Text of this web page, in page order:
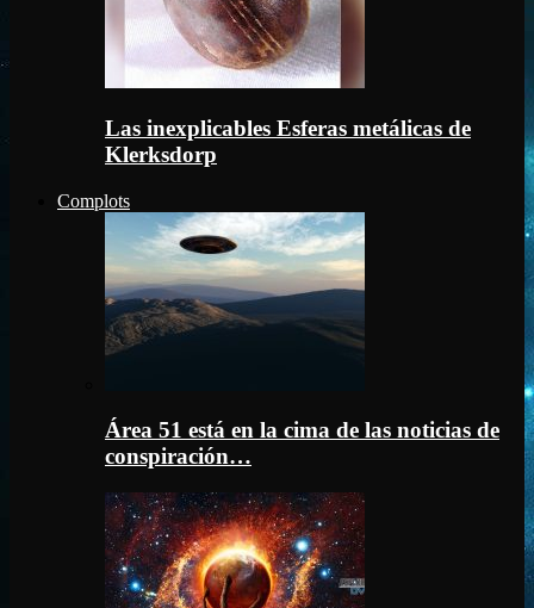
Las inexplicables Esferas metálicas de
Klerksdorp
Complots
Área 51 está en la cima de las noticias de
conspiración…